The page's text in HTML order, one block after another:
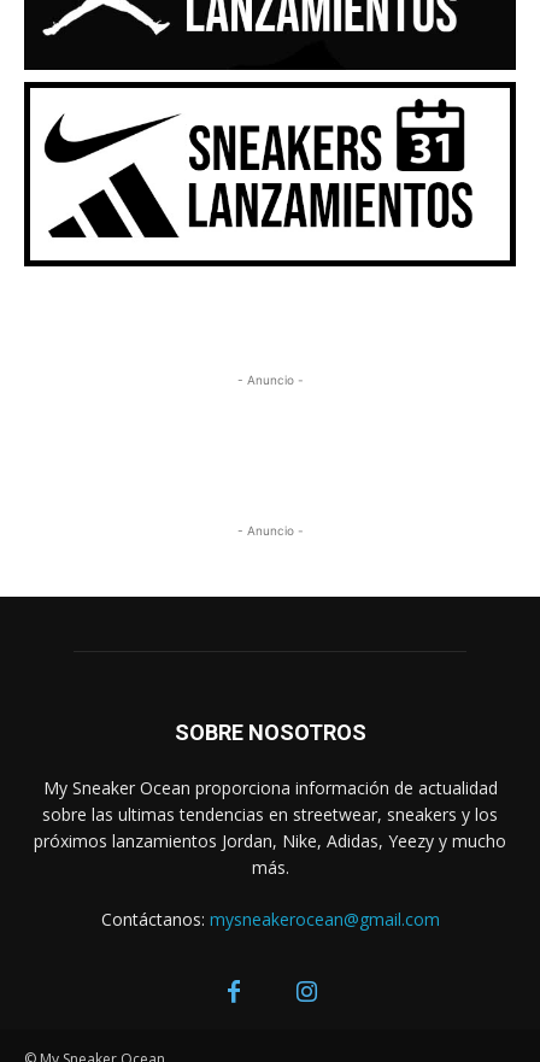
- Anuncio -
- Anuncio -
SOBRE NOSOTROS
My Sneaker Ocean proporciona información de actualidad
sobre las ultimas tendencias en streetwear, sneakers y los
próximos lanzamientos Jordan, Nike, Adidas, Yeezy y mucho
más.
Contáctanos: mysneakerocean@gmail.com